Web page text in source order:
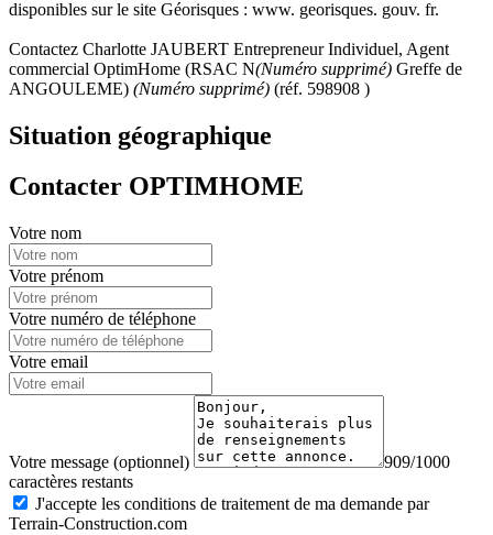
disponibles sur le site Géorisques : www. georisques. gouv. fr.
Contactez Charlotte JAUBERT Entrepreneur Individuel, Agent
commercial OptimHome (RSAC N(Numéro supprimé) Greffe de
ANGOULEME) (Numéro supprimé) (réf. 598908 )
Situation géographique
Contacter OPTIMHOME
Votre nom
Votre prénom
Votre numéro de téléphone
Votre email
Votre message (optionnel)
909/1000
caractères restants
J'accepte les conditions de traitement de ma demande par
Terrain-Construction.com